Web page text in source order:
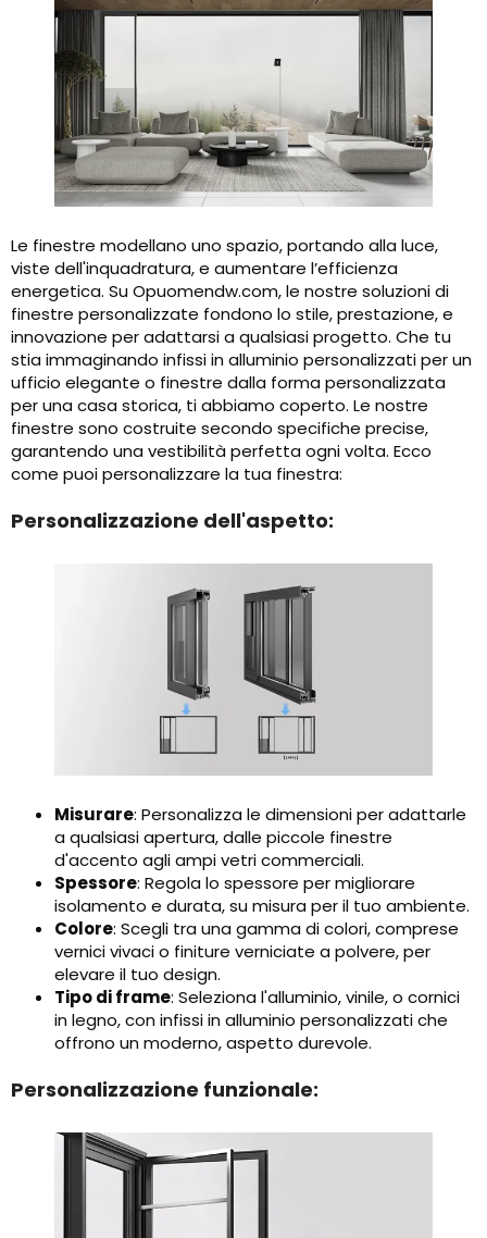
Le finestre modellano uno spazio, portando alla luce,
viste dell'inquadratura, e aumentare l’efficienza
energetica. Su Opuomendw.com, le nostre soluzioni di
finestre personalizzate fondono lo stile, prestazione, e
innovazione per adattarsi a qualsiasi progetto. Che tu
stia immaginando infissi in alluminio personalizzati per un
ufficio elegante o finestre dalla forma personalizzata
per una casa storica, ti abbiamo coperto. Le nostre
finestre sono costruite secondo specifiche precise,
garantendo una vestibilità perfetta ogni volta. Ecco
come puoi personalizzare la tua finestra:
Personalizzazione dell'aspetto:
Misurare: Personalizza le dimensioni per adattarle
a qualsiasi apertura, dalle piccole finestre
d'accento agli ampi vetri commerciali.
Spessore: Regola lo spessore per migliorare
isolamento e durata, su misura per il tuo ambiente.
Colore: Scegli tra una gamma di colori, comprese
vernici vivaci o finiture verniciate a polvere, per
elevare il tuo design.
Tipo di frame: Seleziona l'alluminio, vinile, o cornici
in legno, con infissi in alluminio personalizzati che
offrono un moderno, aspetto durevole.
Personalizzazione funzionale: